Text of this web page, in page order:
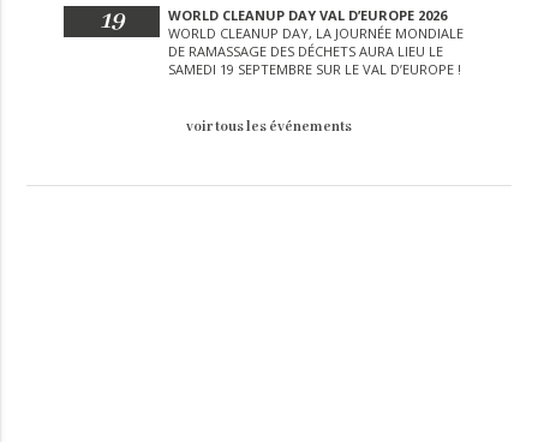
19
WORLD CLEANUP DAY VAL D’EUROPE 2026
WORLD CLEANUP DAY, LA JOURNÉE MONDIALE
DE RAMASSAGE DES DÉCHETS AURA LIEU LE
SAMEDI 19 SEPTEMBRE SUR LE VAL D’EUROPE !
voir tous les événements